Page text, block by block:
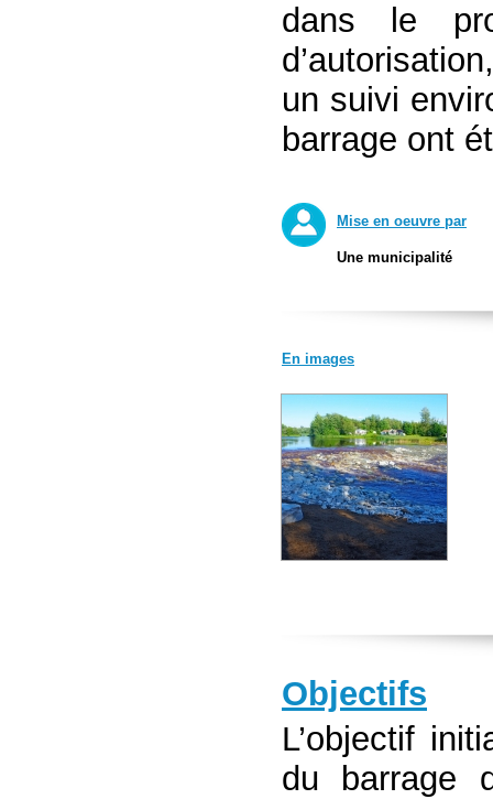
dans le
un suivi
barrage ont
Mise en oeuvre par
Une municipalité
En images
Objectifs
L’objectif
du barrage